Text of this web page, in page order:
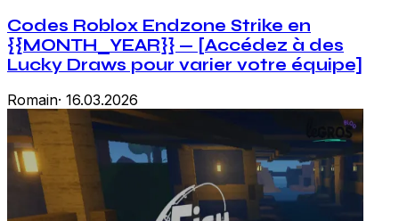
Codes Roblox Endzone Strike en
{{MONTH_YEAR}} — [Accédez à des
Lucky Draws pour varier votre équipe]
Romain· 16.03.2026